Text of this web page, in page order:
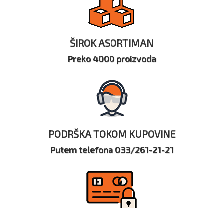
ŠIROK ASORTIMAN
Preko 4000 proizvoda
PODRŠKA TOKOM KUPOVINE
Putem telefona 033/261-21-21